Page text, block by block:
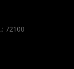
72100